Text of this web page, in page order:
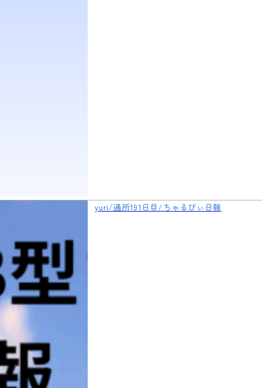
yuri/通所191日目/ちゃるびぃ日報